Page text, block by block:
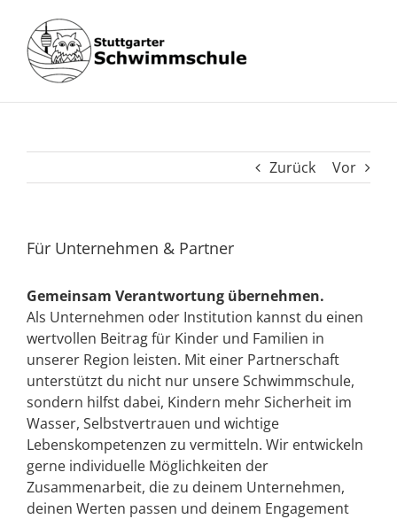
Inhalt
springen
Zurück Vor
Für Unternehmen & Partner
Gemeinsam Verantwortung übernehmen.
Als Unternehmen oder Institution kannst du einen
wertvollen Beitrag für Kinder und Familien in
unserer Region leisten. Mit einer Partnerschaft
unterstützt du nicht nur unsere Schwimmschule,
sondern hilfst dabei, Kindern mehr Sicherheit im
Wasser, Selbstvertrauen und wichtige
Lebenskompetenzen zu vermitteln. Wir entwickeln
gerne individuelle Möglichkeiten der
Zusammenarbeit, die zu deinem Unternehmen,
deinen Werten passen und deinem Engagement